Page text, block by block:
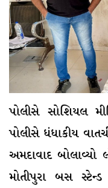
પોલીસે સોશિયલ
પોલીસે ધંધાકીય
અમદાવાદ બોલાવ્યો
મોતીપુરા બસ